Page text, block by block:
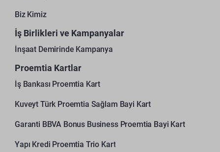
Biz Kimiz
İş Birlikleri ve Kampanyalar
İnşaat Demirinde Kampanya
Proemtia Kartlar
İş Bankası Proemtia Kart
Kuveyt Türk Proemtia Sağlam Bayi Kart
Garanti BBVA Bonus Business Proemtia Bayi Kart
Yapı Kredi Proemtia Trio Kart